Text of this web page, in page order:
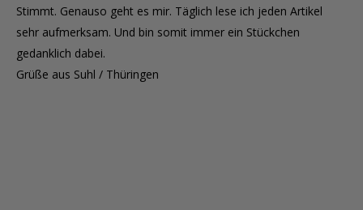
Stimmt. Genauso geht es mir. Täglich lese ich jeden Artikel
sehr aufmerksam. Und bin somit immer ein Stückchen
gedanklich dabei.
Grüße aus Suhl / Thüringen